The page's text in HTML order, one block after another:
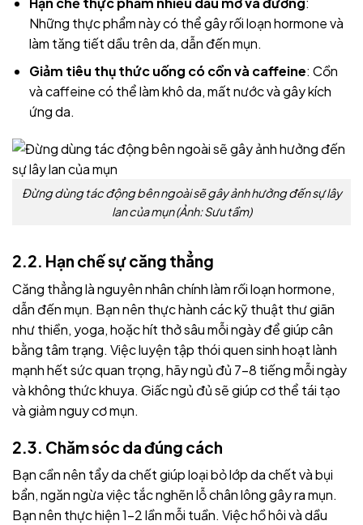
Những thực phẩm này có thể gây rối loạn hormone và
làm tăng tiết dầu trên da, dẫn đến mụn.
Giảm tiêu thụ thức uống có cồn và caffeine: Cồn
và caffeine có thể làm khô da, mất nước và gây kích
ứng da.
Đừng dùng tác động bên ngoài sẽ gây ảnh hưởng đến sự lây
lan của mụn (Ảnh: Sưu tầm)
2.2. Hạn chế sự căng thẳng
Căng thẳng là nguyên nhân chính làm rối loạn hormone,
dẫn đến mụn. Bạn nên thực hành các kỹ thuật thư giãn
như thiền, yoga, hoặc hít thở sâu mỗi ngày để giúp cân
bằng tâm trạng. Việc luyện tập thói quen sinh hoạt lành
mạnh hết sức quan trọng, hãy ngủ đủ 7-8 tiếng mỗi ngày
và không thức khuya. Giấc ngủ đủ sẽ giúp cơ thể tái tạo
và giảm nguy cơ mụn.
2.3. Chăm sóc da đúng cách
Bạn cần nên tẩy da chết giúp loại bỏ lớp da chết và bụi
bẩn, ngăn ngừa việc tắc nghẽn lỗ chân lông gây ra mụn.
Bạn nên thực hiện 1-2 lần mỗi tuần. Việc hồ hôi và dầu